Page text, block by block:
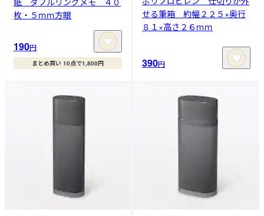
枚・５ｍｍ方眼
190円
まとめ買い 10点で1,800円
せる筆箱 約幅２２５×奥行
８１×高さ２６ｍｍ
390円